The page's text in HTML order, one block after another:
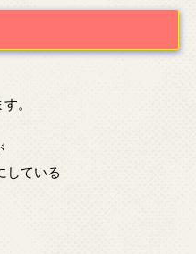
。
している